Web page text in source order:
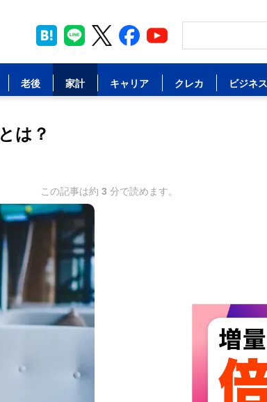
老後 家計 キャリア クレカ ビジネス
は？
この記事は約 3 分で読めます。